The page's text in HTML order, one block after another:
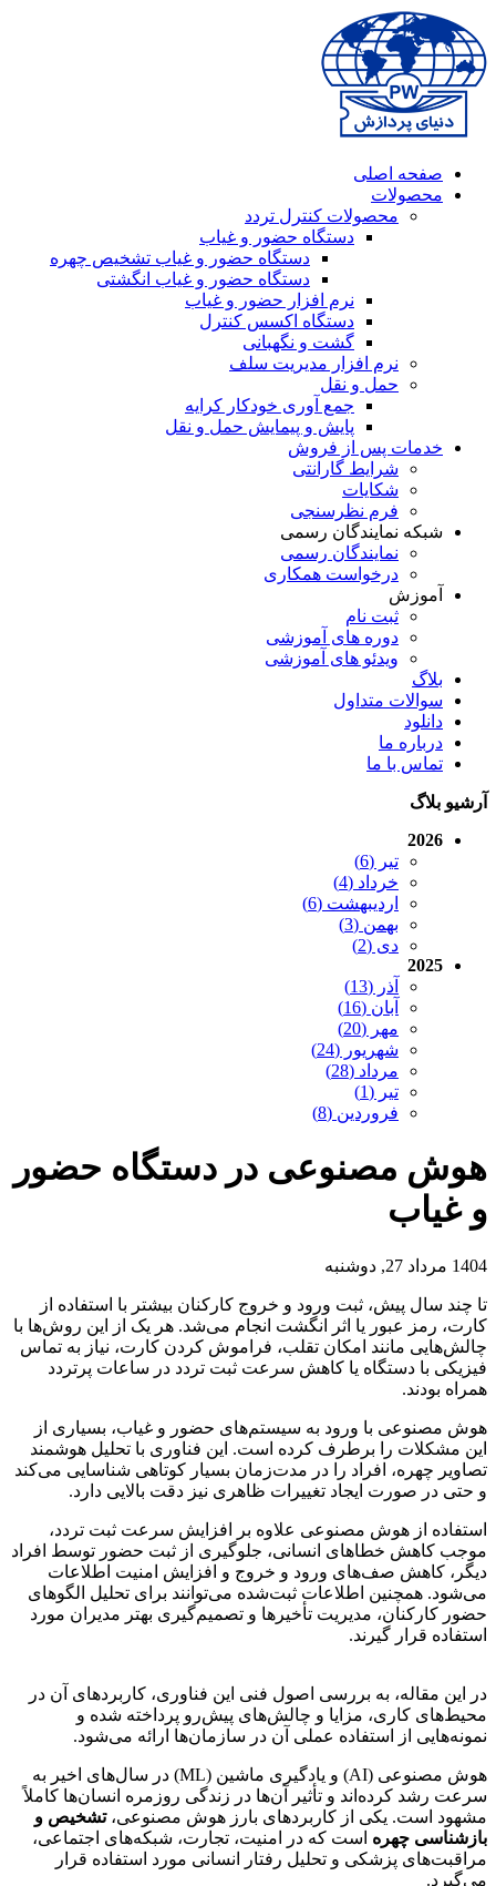
صفحه اصلی
محصولات
محصولات کنترل تردد
دستگاه حضور و غیاب
دستگاه حضور و غیاب تشخیص چهره
دستگاه حضور و غیاب انگشتی
نرم افزار حضور و غیاب
دستگاه اکسس کنترل
گشت و نگهبانی
نرم افزار مدیریت سلف
حمل و نقل
جمع آوری خودکار کرایه
پایش و پیمایش حمل و نقل
خدمات پس از فروش
شرایط گارانتی
شکایات
فرم نظرسنجی
شبکه نمایندگان رسمی
نمایندگان رسمی
درخواست همکاری
آموزش
ثبت نام
دوره های آموزشی
ویدئو های آموزشی
بلاگ
سوالات متداول
دانلود
درباره ما
تماس با ما
آرشیو بلاگ
2026
تیر (6)
خرداد (4)
اردیبهشت (6)
بهمن (3)
دی (2)
2025
آذر (13)
آبان (16)
مهر (20)
شهریور (24)
مرداد (28)
تیر (1)
فروردین (8)
هوش مصنوعی در دستگاه حضور
و غیاب
1404 مرداد 27, دوشنبه
تا چند سال پیش، ثبت ورود و خروج کارکنان بیشتر با استفاده از
کارت، رمز عبور یا اثر انگشت انجام می‌شد. هر یک از این روش‌ها با
چالش‌هایی مانند امکان تقلب، فراموش کردن کارت، نیاز به تماس
فیزیکی با دستگاه یا کاهش سرعت ثبت تردد در ساعات پرتردد
همراه بودند.
هوش مصنوعی با ورود به سیستم‌های حضور و غیاب، بسیاری از
این مشکلات را برطرف کرده است. این فناوری با تحلیل هوشمند
تصاویر چهره، افراد را در مدت‌زمان بسیار کوتاهی شناسایی می‌کند
و حتی در صورت ایجاد تغییرات ظاهری نیز دقت بالایی دارد.
استفاده از هوش مصنوعی علاوه بر افزایش سرعت ثبت تردد،
موجب کاهش خطاهای انسانی، جلوگیری از ثبت حضور توسط افراد
دیگر، کاهش صف‌های ورود و خروج و افزایش امنیت اطلاعات
می‌شود. همچنین اطلاعات ثبت‌شده می‌توانند برای تحلیل الگوهای
حضور کارکنان، مدیریت تأخیرها و تصمیم‌گیری بهتر مدیران مورد
استفاده قرار گیرند.
در این مقاله، به بررسی اصول فنی این فناوری، کاربردهای آن در
محیط‌های کاری، مزایا و چالش‌های پیش‌رو پرداخته شده و
نمونه‌هایی از استفاده عملی آن در سازمان‌ها ارائه می‌شود.
هوش مصنوعی (AI) و یادگیری ماشین (ML) در سال‌های اخیر به
سرعت رشد کرده‌اند و تأثیر آن‌ها در زندگی روزمره انسان‌ها کاملاً
مشهود است. یکی از کاربردهای بارز هوش مصنوعی،تشخیص و
بازشناسی چهره است که در امنیت، تجارت، شبکه‌های اجتماعی،
مراقبت‌های پزشکی و تحلیل رفتار انسانی مورد استفاده قرار
می‌گیرد.